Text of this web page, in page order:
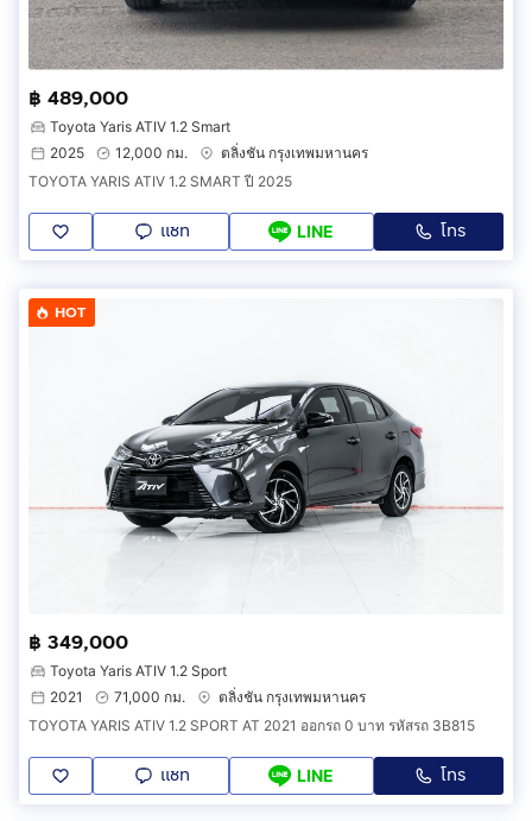
฿ 489,000
Toyota Yaris ATIV 1.2 Smart
2025
12,000 กม.
ตลิ่งชัน กรุงเทพมหานคร
TOYOTA YARIS ATIV 1.2 SMART ปี 2025
แชท LINE โทร
HOT
฿ 349,000
Toyota Yaris ATIV 1.2 Sport
2021
71,000 กม.
ตลิ่งชัน กรุงเทพมหานคร
TOYOTA YARIS ATIV 1.2 SPORT AT 2021 ออกรถ 0 บาท รหัสรถ 3B815
แชท LINE โทร